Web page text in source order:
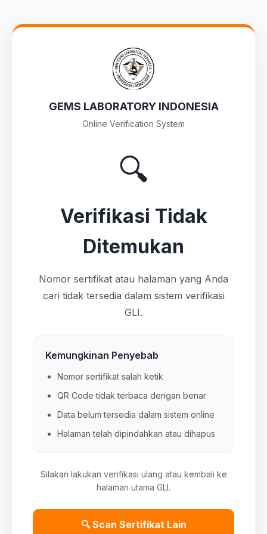
GEMS LABORATORY INDONESIA
Online Verification System
🔍
Verifikasi Tidak
Ditemukan
Nomor sertifikat atau halaman yang Anda
cari tidak tersedia dalam sistem verifikasi
GLI.
Kemungkinan Penyebab
Nomor sertifikat salah ketik
QR Code tidak terbaca dengan benar
Data belum tersedia dalam sistem online
Halaman telah dipindahkan atau dihapus
Silakan lakukan verifikasi ulang atau kembali ke
halaman utama GLI.
🔍 Scan Sertifikat Lain